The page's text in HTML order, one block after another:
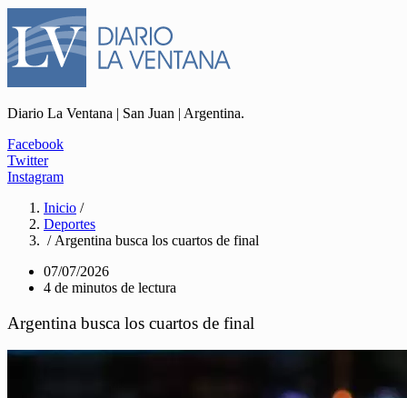
Diario La Ventana | San Juan | Argentina.
Facebook
Twitter
Instagram
Inicio /
Deportes
/ Argentina busca los cuartos de final
07/07/2026
4 de minutos de lectura
Argentina busca los cuartos de final